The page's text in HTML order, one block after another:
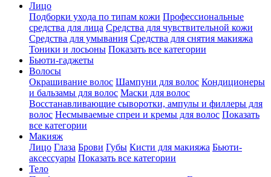
Лицо
Подборки ухода по типам кожи Профессиональные
средства для лица Средства для чувствительной кожи
Средства для умывания Средства для снятия макияжа
Тоники и лосьоны Показать все категории
Бьюти-гаджеты
Волосы
Окрашивание волос Шампуни для волос Кондиционеры
и бальзамы для волос Маски для волос
Восстанавливающие сыворотки, ампулы и филлеры для
волос Несмываемые спреи и кремы для волос Показать
все категории
Макияж
Лицо Глаза Брови Губы Кисти для макияжа Бьюти-
аксессуары Показать все категории
Тело